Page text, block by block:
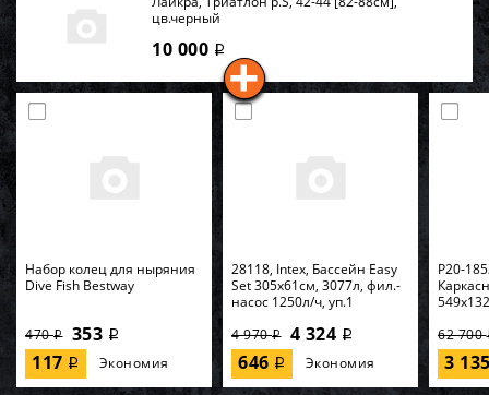
цв.черный
10 000 i
Набор колец для ныряния
Dive Fish Bestway
470i 353 i
117 i Экономия
28118, Intex, Бассейн Easy
Set 305х61см, 3077л, фил.-
насос 1250л/ч, уп.1
4 970i 4 324 i
646 i Экономия
P20-
62 700
3